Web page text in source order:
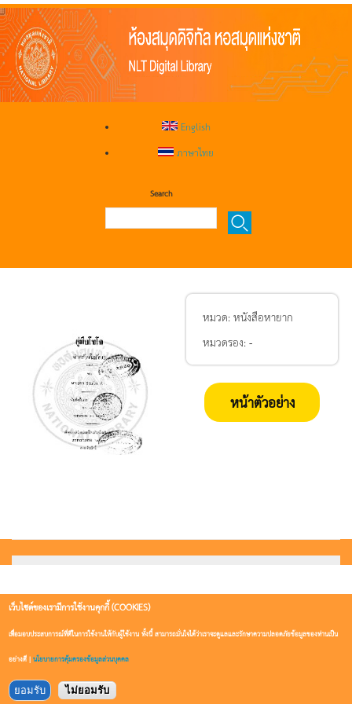
English
ภาษาไทย
Search
หมวด:หนังสือหายาก
หมวดรอง:-
หน้าตัวอย่าง
เว็บไซต์ของเรามีการใช้งานคุกกี้ (COOKIES)
เพื่อมอบประสบการณ์ที่ดีในการใช้งานให้กับผู้ใช้งาน ทั้งนี้ สามารถมั่นใจได้ว่าเราจะดูแลและรักษาความปลอดภัยข้อมูลของท่านเป็น
อย่างดี |นโยบายการคุ้มครองข้อมูลส่วนบุคคล
ยอมรับ ไม่ยอมรับ